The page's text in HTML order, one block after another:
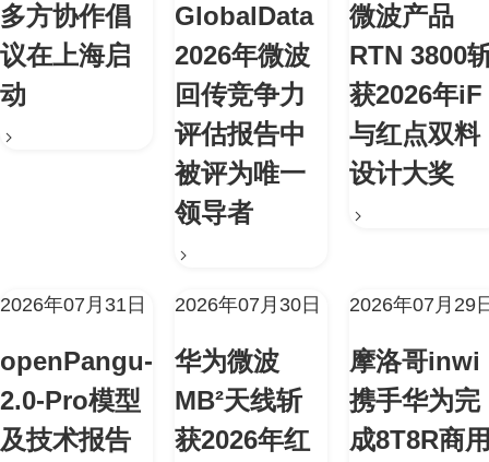
多方协作倡
议在上海启
动
GlobalData
2026年微波
回传竞争力
评估报告中
被评为唯一
领导者
微波产品
RTN 3800
获2026年iF
与红点双料
设计大奖
2026年07月31日
openPangu-
2.0-Pro模型
及技术报告
2026年07月30日
华为微波
MB²天线斩
获2026年红
2026年07月29
摩洛哥inwi
携手华为完
成8T8R商